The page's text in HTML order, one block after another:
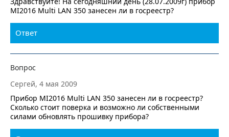
MI2016 Multi LAN 350 занесен ли в госреестр?
Ответ
Вопрос
Сергей, 4 мая 2009
Прибор MI2016 Multi LAN 350 занесен ли в госреестр?
Сколько стоит поверка и возможно ли собственными
силами обновлять прошивку прибора?